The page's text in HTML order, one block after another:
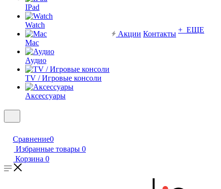
IPad
Watch
Mac
Аудио
TV / Игровые консоли
Аксессуары
Акции Контакты + ЕЩЕ
Сравнение0
Избранные товары 0
Корзина 0